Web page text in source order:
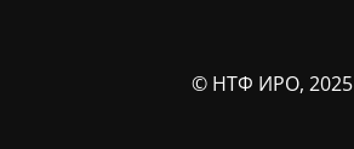
© НТФ ИРО, 2025